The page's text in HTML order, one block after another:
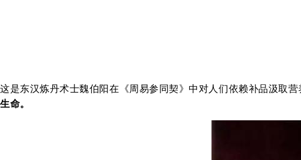
这是东汉炼丹术士魏伯阳在《周易参同契》中对人们依赖补品汲取
生命。